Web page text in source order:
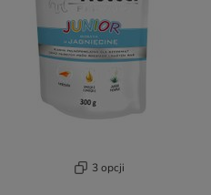
3 opcji